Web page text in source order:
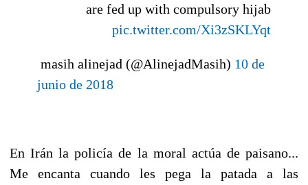
are fed up with compulsory hijab
pic.twitter.com/Xi3zSKLYqt
 masih alinejad (@AlinejadMasih) 10 de
junio de 2018
En Irán la policía de la moral actúa de paisano...
Me encanta
cuando les pega la patada a las